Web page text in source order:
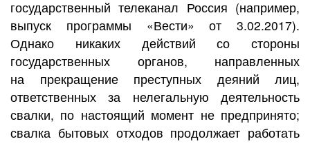
государственный телеканал Россия (например,
выпуск программы «Вести» от 3.02.2017).
Однако никаких действий со стороны
государственных органов, направленных
на прекращение преступных деяний лиц,
ответственных за нелегальную деятельность
свалки, по настоящий момент не предпринято;
свалка бытовых отходов продолжает работать